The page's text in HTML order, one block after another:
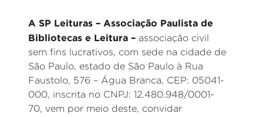
A SP Leituras – Associação Paulista de
Bibliotecas e Leitura – associação civil
sem fins lucrativos, com sede na cidade de
São Paulo, estado de São Paulo à Rua
Faustolo, 576 – Água Branca, CEP: 05041-
000, inscrita no CNPJ: 12.480.948/0001-
70, vem por meio deste, convidar